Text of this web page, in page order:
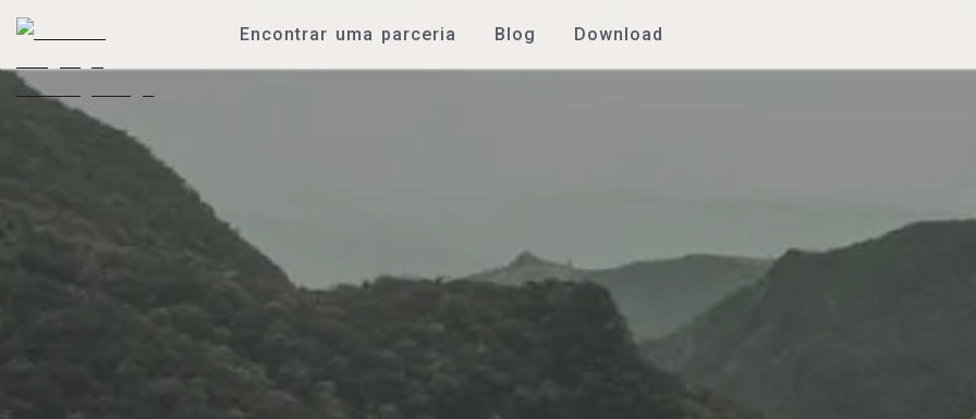
Encontrar uma parceria Blog Download